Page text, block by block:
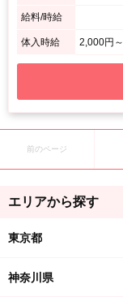
給料/時給
体入時給 2,000円～
前のページ
エリアから探す
東京都
神奈川県